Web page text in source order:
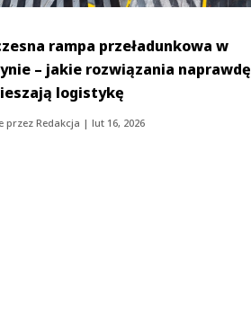
rampa przeładunkowa w
– jakie rozwiązania naprawdę
logistykę
przezRedakcja | lut 16, 2026